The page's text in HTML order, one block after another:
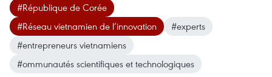
#République de Corée
#Réseau vietnamien de l’innovation
#experts
#entrepreneurs vietnamiens
#ommunautés scientifiques et technologiques